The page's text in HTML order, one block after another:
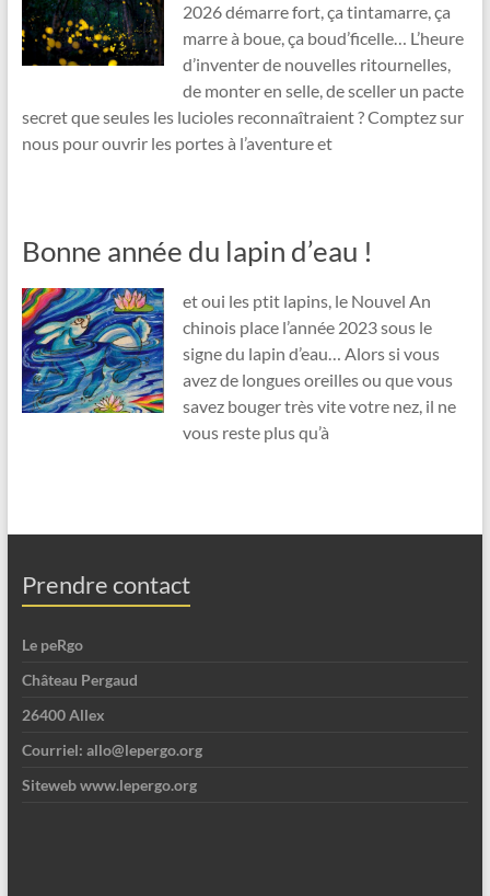
2026 démarre fort, ça tintamarre, ça
marre à boue, ça boud’ficelle… L’heure
d’inventer de nouvelles ritournelles,
de monter en selle, de sceller un pacte
secret que seules les lucioles reconnaîtraient ? Comptez sur
nous pour ouvrir les portes à l’aventure et
Bonne année du lapin d’eau !
et oui les ptit lapins, le Nouvel An
chinois place l’année 2023 sous le
signe du lapin d’eau… Alors si vous
avez de longues oreilles ou que vous
savez bouger très vite votre nez, il ne
vous reste plus qu’à
Prendre contact
Le peRgo
Château Pergaud
26400 Allex
Courriel: allo@lepergo.org
Siteweb www.lepergo.org